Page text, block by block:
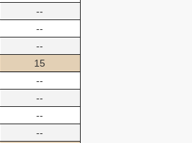
--
--
--
15
--
--
--
--